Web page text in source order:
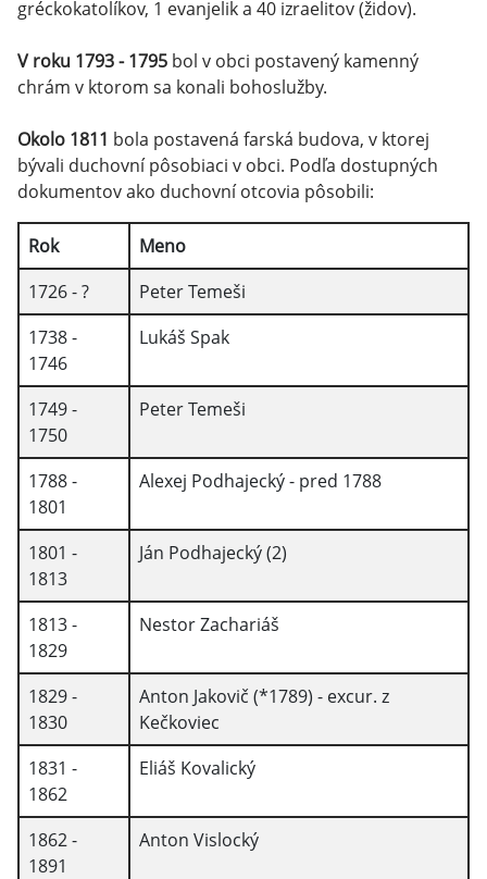
gréckokatolíkov, 1 evanjelik a 40 izraelitov (židov).
V roku 1793 - 1795 bol v obci postavený kamenný
chrám v ktorom sa konali bohoslužby.
Okolo 1811 bola postavená farská budova, v ktorej
bývali duchovní pôsobiaci v obci. Podľa dostupných
dokumentov ako duchovní otcovia pôsobili:
Rok
Meno
1726 - ?
Peter Temeši
1738 -
1746
Lukáš Spak
1749 -
1750
Peter Temeši
1788 -
1801
Alexej Podhajecký - pred 1788
1801 -
1813
Ján Podhajecký (2)
1813 -
1829
Nestor Zachariáš
1829 -
1830
Anton Jakovič (*1789) - excur. z
Kečkoviec
1831 -
1862
Eliáš Kovalický
1862 -
1891
Anton Vislocký